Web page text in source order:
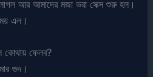
আর আমাদের মজা ভরা সেক্স শুরু হল।
এল।
কোথায় ফেলব?
গুদ।